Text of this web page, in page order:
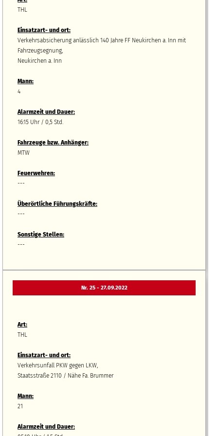
THL
Einsatzart- und ort:
Verkehrsabsicherung anlässlich 140 Jahre FF Neukirchen a. Inn mit
Fahrzeugsegnung,
Neukirchen a. Inn
Mann:
4
Alarmzeit und Dauer:
16:15 Uhr / 0,5 Std.
Fahrzeuge bzw.Anhänger:
MTW
Feuerwehren:
---
Überörtliche Führungskräfte:
---
Sonstige Stellen:
---
Nr. 25 - 27.09.2022
Art:
THL
Einsatzart- und ort:
Verkehrsunfall PKW gegen LKW,
Staatsstraße 2110 / Nähe Fa. Brummer
Mann:
21
Alarmzeit und Dauer: